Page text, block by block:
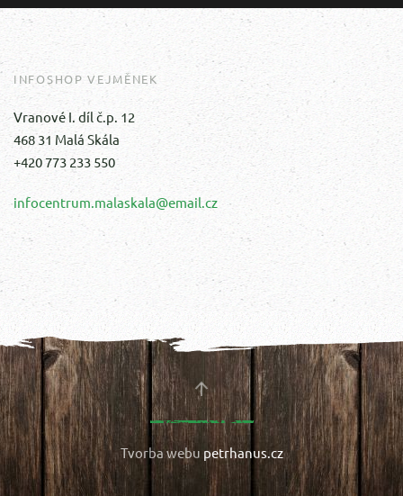
INFOSHOP VEJMĚNEK
Vranové I. díl č.p. 12
468 31 Malá Skála
+420 773 233 550
infocentrum.malaskala@email.cz
Tvorba webu petrhanus.cz